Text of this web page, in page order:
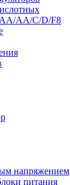
АА/С/D/F8
напряжением
питания